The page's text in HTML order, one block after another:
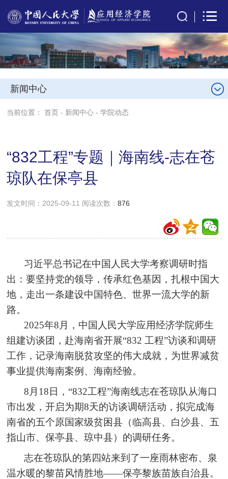
新闻中心
当前位置：首页 - 新闻中心 -学院动态
“832工程”专题｜海南线-志在苍
琼队在保亭县
发文时间：2025-09-11 阅读次数：876
习近平总书记在中国人民大学考察调研时指
出：要坚持党的领导，传承红色基因，扎根中国大
地，走出一条建设中国特色、世界一流大学的新
路。
2025年8月，中国人民大学应用经济学院师生
组建访谈团，赴海南省开展“832 工程”访谈和调研
工作，记录海南脱贫攻坚的伟大成就，为世界减贫
事业提供海南案例、海南经验。
8月18日，“832工程”海南线志在苍琼队从海口
市出发，开启为期8天的访谈调研活动，拟完成海
南省的五个原国家级贫困县（临高县、白沙县、五
指山市、保亭县、琼中县）的调研任务。
志在苍琼队的第四站来到了一座雨林密布、泉
温水暖的黎苗风情胜地——保亭黎族苗族自治县。